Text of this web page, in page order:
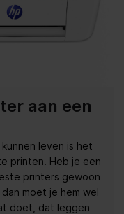
aan een
leven is het
printen. Heb je een
printers gewoon
moet je hem wel
doet, dat leggen